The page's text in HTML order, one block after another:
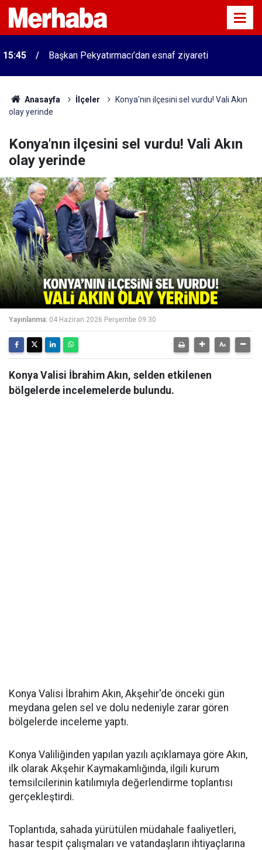
15:45 Başkan Pekyatırmacı’dan esnaf ziyareti
Anasayfa İlçeler
Konya'nın ilçesini sel vurdu! Vali Akın
olay yerinde
Konya'nın ilçesini sel vurdu! Vali Akın
olay yerinde
Yayınlanma: 04 Haziran 2026 Perşembe 09:30
Konya Valisi İbrahim Akın, selden etkilenen
bölgelerde incelemelerde bulundu.
Konya Valisi İbrahim Akın, Akşehir'de önceki gün
meydana gelen sel ve dolu nedeniyle zarar gören
bölgelerde inceleme yaptı.
Konya Valiliğinden yapılan yazılı açıklamaya göre Akın,
ilk olarak Akşehir Kaymakamlığında, ilgili kurum
temsilcilerinin katılımıyla değerlendirme toplantısı
gerçekleştirdi.
Toplantıda, sahada yürütülen müdahale faaliyetleri,
hasar tespit çalışmaları ve vatandaşların ihtiyaçlarına